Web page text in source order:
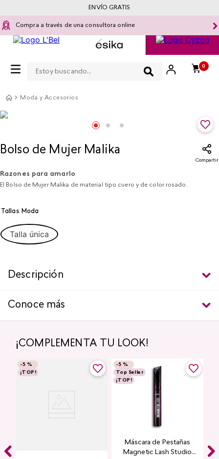
Compra a través de una consultora online
0
ENVÍO GRATIS
Moda y Accesorios
Bolso de Mujer Malika
Compartir
Razones para amarlo
El Bolso de Mujer Malika de material tipo cuero y de color rosado.
Tallas Moda
Talla única
Descripción
Conoce más
¡COMPLEMENTA TU LOOK!
-5 %
¡TOP!
-5 %
Top Seller
¡TOP!
Máscara de Pestañas
Magnetic Lash Studio